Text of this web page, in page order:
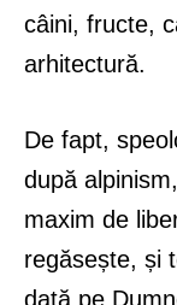
câini, fructe,
arhitectură.
De fapt,
după
maxim de
regăsește, și
dată pe